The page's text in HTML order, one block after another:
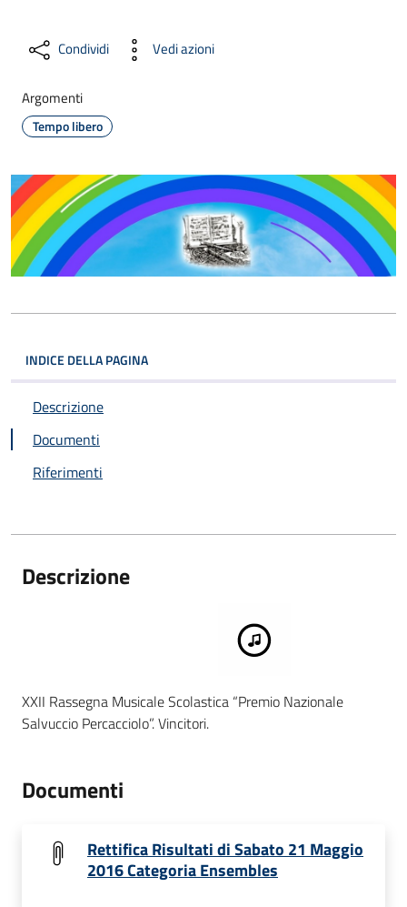
Condividi Vedi azioni
Argomenti
Tempo libero
INDICE DELLA PAGINA
Descrizione
Documenti
Riferimenti
Descrizione
XXII Rassegna Musicale Scolastica “Premio Nazionale
Salvuccio Percacciolo”. Vincitori.
Documenti
Rettifica Risultati di Sabato 21 Maggio
2016 Categoria Ensembles